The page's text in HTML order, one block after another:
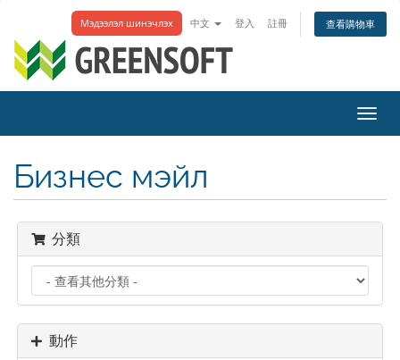
Мэдээлэл шинэчлэх 中文 登入 註冊 查看購物車
切
換
Бизнес мэйл
分類
動作